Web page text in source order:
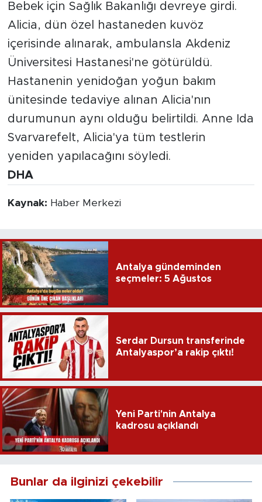
Bebek için Sağlık Bakanlığı devreye girdi.
Alicia, dün özel hastaneden kuvöz
içerisinde alınarak, ambulansla Akdeniz
Üniversitesi Hastanesi'ne götürüldü.
Hastanenin yenidoğan yoğun bakım
ünitesinde tedaviye alınan Alicia'nın
durumunun aynı olduğu belirtildi. Anne Ida
Svarvarefelt, Alicia'ya tüm testlerin
yeniden yapılacağını söyledi.
DHA
Kaynak: Haber Merkezi
Antalya gündeminden
seçmeler: 5 Ağustos
Serdar Dursun transferinde
Antalyaspor’a rakip çıktı!
Yeni Parti'nin Antalya
kadrosu açıklandı
Bunlar da ilginizi çekebilir